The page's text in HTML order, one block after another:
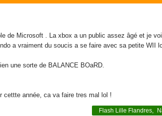
de Microsoft . La xbox a un public assez âgé et je
a vraiment du soucis a se faire avec sa petite WII
une sorte de BALANCE BOaRD.
cettte année, ca va faire tres mal lol !
Flash Lille Flandres,